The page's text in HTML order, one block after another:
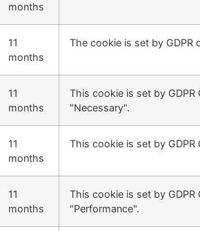
months
11
months
The cookie is set by
11
months
This cookie is set by
"Necessary".
11
months
This cookie is set by
11
months
This cookie is set by
"Performance".